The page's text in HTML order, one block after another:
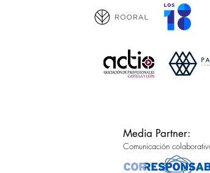
Media Partner:
Comunicación